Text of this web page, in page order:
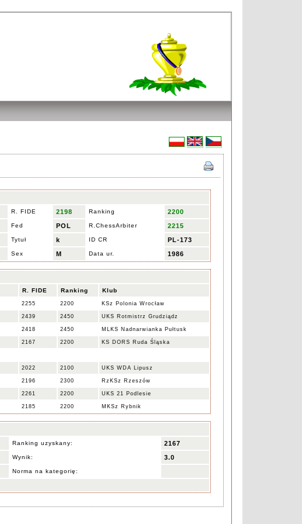
R. FIDE 2198 Ranking 2200
Fed POL R.ChessArbiter 2215
Tytuł k ID CR PL-173
Sex M Data ur. 1986
R. FIDE Ranking Klub
2255 2200 KSz Polonia Wrocław
2439 2450 UKS Rotmistrz Grudziądz
2418 2450 MLKS Nadnarwianka Pułtusk
2167 2200 KS DORS Ruda Śląska
2022 2100 UKS WDA Lipusz
2196 2300 RzKSz Rzeszów
2261 2200 UKS 21 Podlesie
2185 2200 MKSz Rybnik
Ranking uzyskany: 2167
Wynik: 3.0
Norma na kategorię: